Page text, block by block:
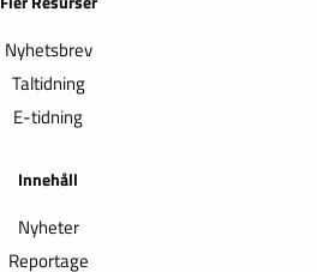
Nyhetsbrev
Taltidning
E-tidning
Innehåll
Nyheter
Reportage